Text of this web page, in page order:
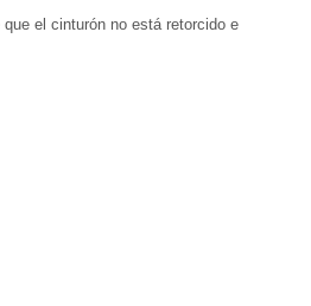
el cinturón no está retorcido e